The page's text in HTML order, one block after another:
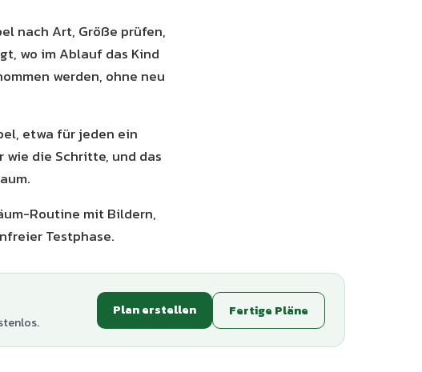
nach Art, Größe prüfen,
wo im Ablauf das Kind
werden, ohne neu
etwa für jeden ein
wie die Schritte, und das
Routine mit Bildern,
Testphase.
Plan erstellen Fertige Pläne